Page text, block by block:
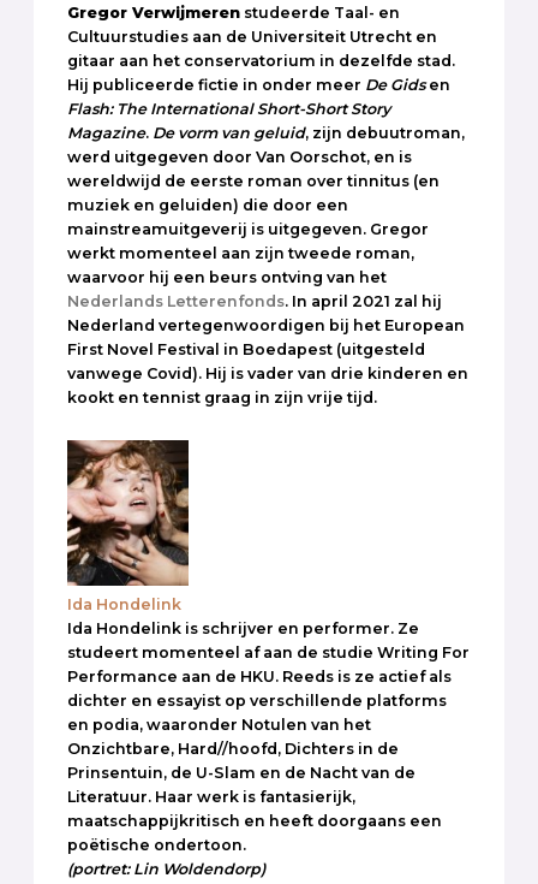
Gregor Verwijmeren studeerde Taal- en
Cultuurstudies aan de Universiteit Utrecht en
gitaar aan het conservatorium in dezelfde stad.
Hij publiceerde fictie in onder meer De Gidsen
Flash: The International Short-Short Story
Magazine. De vorm van geluid, zijn debuutroman,
werd uitgegeven door Van Oorschot, en is
wereldwijd de eerste roman over tinnitus (en
muziek en geluiden) die door een
mainstreamuitgeverij is uitgegeven. Gregor
werkt momenteel aan zijn tweede roman,
waarvoor hij een beurs ontving van het
Nederlands Letterenfonds. In april 2021 zal hij
Nederland vertegenwoordigen bij het European
First Novel Festival in Boedapest (uitgesteld
vanwege Covid). Hij is vader van drie kinderen en
kookt en tennist graag in zijn vrije tijd.
Ida Hondelink
Ida Hondelink is schrijver en performer. Ze
studeert momenteel af aan de studie Writing For
Performance aan de HKU. Reeds is ze actief als
dichter en essayist op verschillende platforms
en podia, waaronder Notulen van het
Onzichtbare, Hard//hoofd, Dichters in de
Prinsentuin, de U-Slam en de Nacht van de
Literatuur. Haar werk is fantasierijk,
maatschappijkritisch en heeft doorgaans een
poëtische ondertoon.
(portret: Lin Woldendorp)